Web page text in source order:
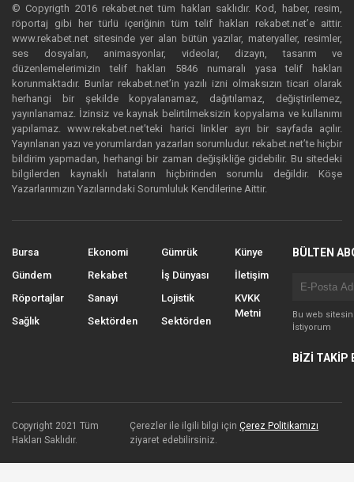
© Copyrigth 2016 rekabet.net tüm hakları saklıdır. Kod, haber, resim,
röportaj gibi her türlü içeriğinin tüm telif hakları rekabet.net’e aittir.
www.rekabet.net sitesinde yer alan bütün yazılar, materyaller, resimler,
ses dosyaları, animasyonlar, videolar, dizayn, tasarım ve
düzenlemelerimizin telif hakları 5846 numaralı yasa telif hakları
korunmaktadır. Bunlar rekabet.net’in yazılı izni olmaksızın ticari olarak
herhangi bir şekilde kopyalanamaz, dağıtılamaz, değiştirilemez,
yayınlanamaz. İzinsiz ve kaynak belirtilmeksizin kopyalama ve kullanımı
yapılamaz. www.rekabet.net’teki harici linkler ayrı bir sayfada açılır.
Yayınlanan yazı ve yorumlardan yazarları sorumludur. rekabet.net’te hiçbir
bildirim yapmadan, herhangi bir zaman değişikliğe gidebilir. Bu sitedeki
bilgilerden kaynaklı hataların hiçbirinden sorumlu değildir. Köşe
Yazarlarımızın Yazılarındaki Sorumluluk Kendilerine Aittir.
Bursa
Gündem
Röportajlar
Sağlık
Ekonomi
Rekabet
Sanayi
Sektörden
Gümrük
İş Dünyası
Lojistik
Sektörden
Künye
İletişim
KVKK
Metni
BÜLTEN
Bu web
İstiyorum
BİZİ TAKİP
Copyright 2021 Tüm
Hakları Saklıdır.
Çerezler ile ilgili bilgi içinÇerez Politikamızı
ziyaret edebilirsiniz.